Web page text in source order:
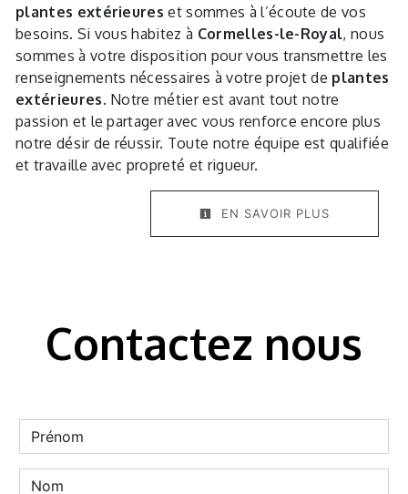
plantes extérieures et sommes à l’écoute de vos
besoins. Si vous habitez à Cormelles-le-Royal, nous
sommes à votre disposition pour vous transmettre les
renseignements nécessaires à votre projet de plantes
extérieures. Notre métier est avant tout notre
passion et le partager avec vous renforce encore plus
notre désir de réussir. Toute notre équipe est qualifiée
et travaille avec propreté et rigueur.
EN SAVOIR PLUS
Contactez nous